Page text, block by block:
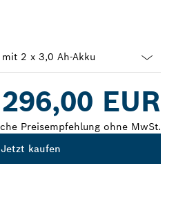
296,00 EUR
Preisempfehlung ohne MwSt.
Jetzt kaufen